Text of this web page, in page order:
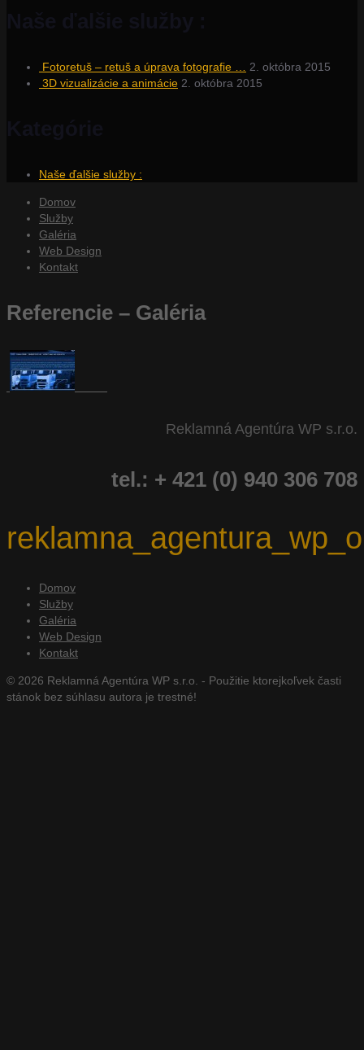
Fotoretuš – retuš a úprava fotografie …
2. októbra 2015
3D vizualizácie a animácie 2. októbra 2015
Naše ďalšie služby :
Domov
Služby
Galéria
Web Design
Kontakt
Referencie – Galéria
Reklamná Agentúra WP s.r.o.
tel.: + 421 (0) 940 306 708
Domov
Služby
Galéria
Web Design
Kontakt
© 2026 Reklamná Agentúra WP s.r.o. - Použitie ktorejkoľvek časti
stánok bez súhlasu autora je trestné!